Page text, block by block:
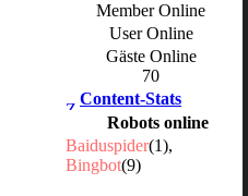
Member Online
User Online
Gäste Online
70
Content-Stats
Robots online
Baiduspider(1),
Bingbot(9)